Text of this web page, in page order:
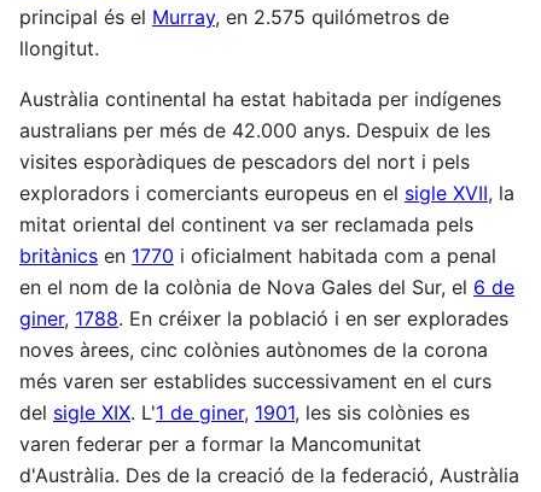
principal és el Murray, en 2.575 quilómetros de
llongitut.
Austràlia continental ha estat habitada per indígenes
australians per més de 42.000 anys. Despuix de les
visites esporàdiques de pescadors del nort i pels
exploradors i comerciants europeus en el sigle XVII, la
mitat oriental del continent va ser reclamada pels
britànics en 1770 i oficialment habitada com a penal
en el nom de la colònia de Nova Gales del Sur, el 6 de
giner, 1788. En créixer la població i en ser explorades
noves àrees, cinc colònies autònomes de la corona
més varen ser establides successivament en el curs
del sigle XIX. L'1 de giner, 1901, les sis colònies es
varen federar per a formar la Mancomunitat
d'Austràlia. Des de la creació de la federació, Austràlia